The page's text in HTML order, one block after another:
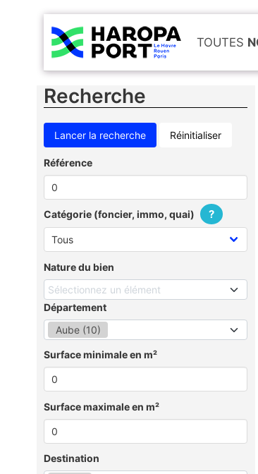
TOUTES
Recherche
Réinitialiser
Référence
Catégorie (foncier, immo, quai) ?
Nature du bien
Sélectionnez un élément
Département
Aube (10)
Surface minimale en m²
Surface maximale en m²
Destination